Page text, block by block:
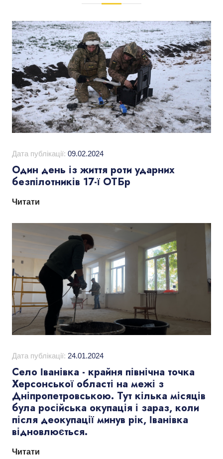
Дата публікації: 09.02.2024
Один день із життя роти ударних
безпілотників 17-ї ОТБр
Читати
Дата публікації: 24.01.2024
Село Іванівка - крайня північна точка
Херсонської області на межі з
Дніпропетровською. Тут кілька місяців
була російська окупація і зараз, коли
після деокупації минув рік, Іванівка
відновлюється.
Читати